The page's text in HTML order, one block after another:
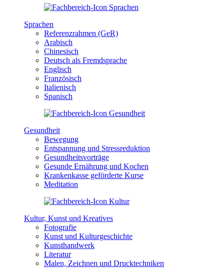
Sprachen
Referenzrahmen (GeR)
Arabisch
Chinesisch
Deutsch als Fremdsprache
Englisch
Französisch
Italienisch
Spanisch
Gesundheit
Bewegung
Entspannung und Stressreduktion
Gesundheitsvorträge
Gesunde Ernährung und Kochen
Krankenkasse geförderte Kurse
Meditation
Kultur, Kunst und Kreatives
Fotografie
Kunst und Kulturgeschichte
Kunsthandwerk
Literatur
Malen, Zeichnen und Drucktechniken